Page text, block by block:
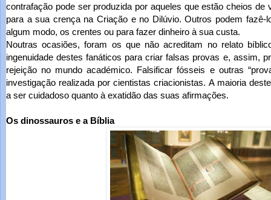
contrafação pode ser produzida por aqueles que estão cheios de
para a sua crença na Criação e no Dilúvio. Outros podem fazê-
algum modo, os crentes ou para fazer dinheiro à sua custa.
Noutras ocasiões, foram os que não acreditam no relato
ingenuidade destes fanáticos para criar falsas provas e, assim,
rejeição no mundo académico. Falsificar fósseis e outras
investigação realizada por cientistas criacionistas. A maioria
a ser cuidadoso quanto à exatidão das suas afirmações.
Os dinossauros e a Bíblia